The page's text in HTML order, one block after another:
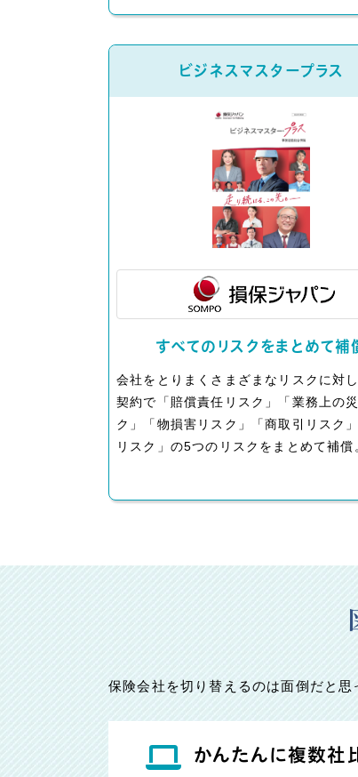
ビジネスマスタープラス
すべてのリスクをまとめて補
会社をとりまくさまざまなリスクに対し
契約で「賠償責任リスク」「業務上の
ク」「物損害リスク」「商取引リスク
リスク」の5つのリスクをまとめて補償
保険会社を切り替えるのは面倒だと
かんたんに複数社